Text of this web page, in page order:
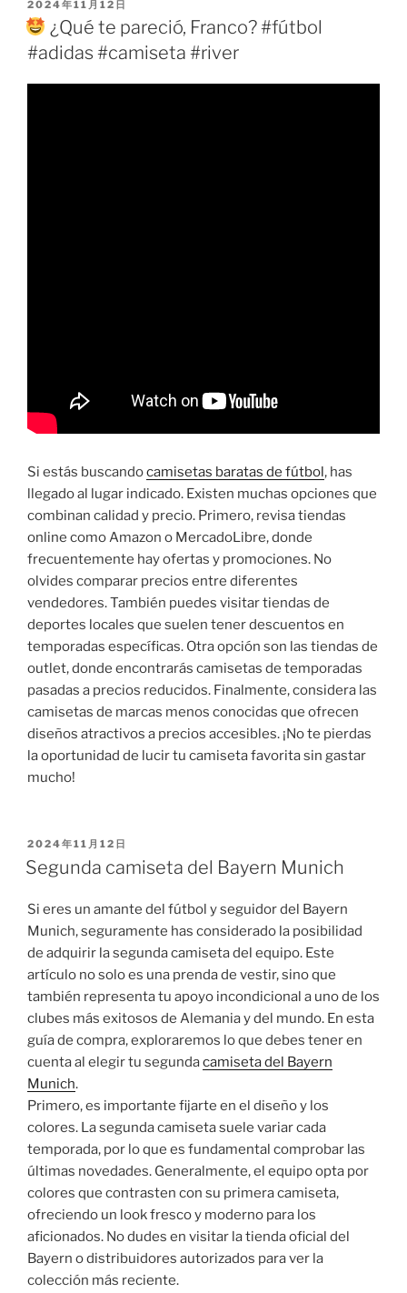
PUBLICADO
EL
2024年11月12日
¿Qué te pareció, Franco? #fútbol
#adidas #camiseta #river
Si estás buscandocamisetas baratas de fútbol, has
llegado al lugar indicado. Existen muchas opciones que
combinan calidad y precio. Primero, revisa tiendas
online como Amazon o MercadoLibre, donde
frecuentemente hay ofertas y promociones. No
olvides comparar precios entre diferentes
vendedores. También puedes visitar tiendas de
deportes locales que suelen tener descuentos en
temporadas específicas. Otra opción son las tiendas de
outlet, donde encontrarás camisetas de temporadas
pasadas a precios reducidos. Finalmente, considera las
camisetas de marcas menos conocidas que ofrecen
diseños atractivos a precios accesibles. ¡No te pierdas
la oportunidad de lucir tu camiseta favorita sin gastar
mucho!
PUBLICADO
EL
2024年11月12日
Segunda camiseta del Bayern Munich
Si eres un amante del fútbol y seguidor del Bayern
Munich, seguramente has considerado la posibilidad
de adquirir la segunda camiseta del equipo. Este
artículo no solo es una prenda de vestir, sino que
también representa tu apoyo incondicional a uno de los
clubes más exitosos de Alemania y del mundo. En esta
guía de compra, exploraremos lo que debes tener en
cuenta al elegir tu segundacamiseta del Bayern
Munich.
Primero, es importante fijarte en el diseño y los
colores. La segunda camiseta suele variar cada
temporada, por lo que es fundamental comprobar las
últimas novedades. Generalmente, el equipo opta por
colores que contrasten con su primera camiseta,
ofreciendo un look fresco y moderno para los
aficionados. No dudes en visitar la tienda oficial del
Bayern o distribuidores autorizados para ver la
colección más reciente.